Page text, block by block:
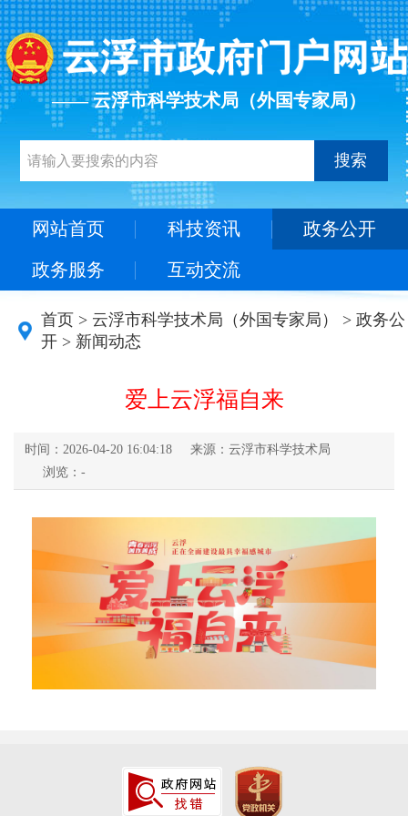
—— 云浮市科学技术局（外国专家局）
搜索
网站首页 科技资讯 政务公开
政务服务 互动交流
首页 > 云浮市科学技术局（外国专家局） > 政务公
开 > 新闻动态
爱上云浮福自来
时间：2026-04-20 16:04:18
来源：云浮市科学技术局
浏览： -